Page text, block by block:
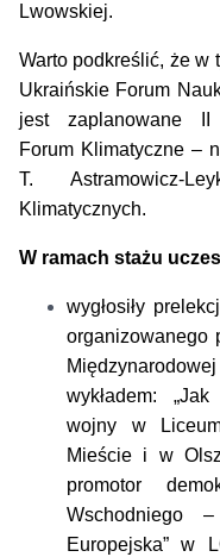
Lwowskiej.
Warto podkreślić, że w
Ukraińskie Forum
jest zaplanowane II
Forum Klimatyczne –
T. Astramowicz-
Klimatycznych.
W ramach stażu
wygłosiły
organizowanego
wykładem:
wojny w
Mieście i w
promotor
Wschodniego
Europejska” w